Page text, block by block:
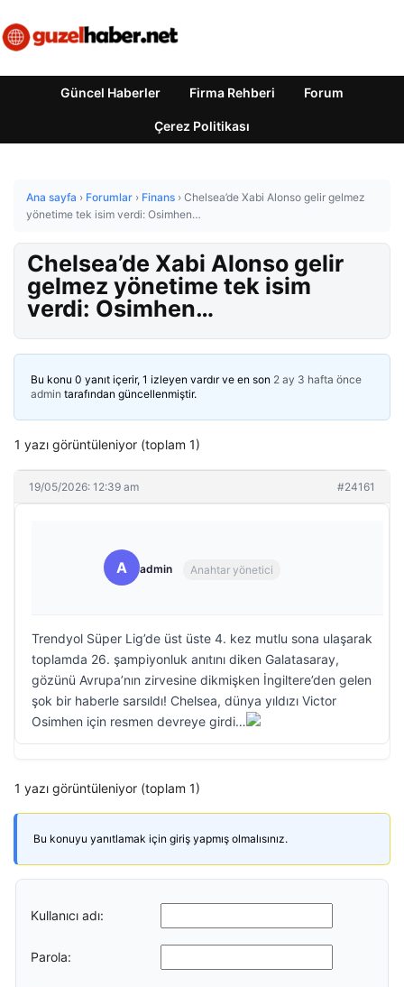
Güncel Haberler Firma Rehberi Forum
Çerez Politikası
Ana sayfa › Forumlar › Finans › Chelsea’de Xabi Alonso gelir gelmez
yönetime tek isim verdi: Osimhen…
Chelsea’de Xabi Alonso gelir
gelmez yönetime tek isim
verdi: Osimhen…
Bu konu 0 yanıt içerir, 1 izleyen vardır ve en son 2 ay 3 hafta önce
admin tarafından güncellenmiştir.
1 yazı görüntüleniyor (toplam 1)
19/05/2026: 12:39 am #24161
A admin Anahtar yönetici
Trendyol Süper Lig’de üst üste 4. kez mutlu sona ulaşarak
toplamda 26. şampiyonluk anıtını diken Galatasaray,
gözünü Avrupa’nın zirvesine dikmişken İngiltere’den gelen
şok bir haberle sarsıldı! Chelsea, dünya yıldızı Victor
Osimhen için resmen devreye girdi…
1 yazı görüntüleniyor (toplam 1)
Bu konuyu yanıtlamak için giriş yapmış olmalısınız.
Kullanıcı adı:
Parola: